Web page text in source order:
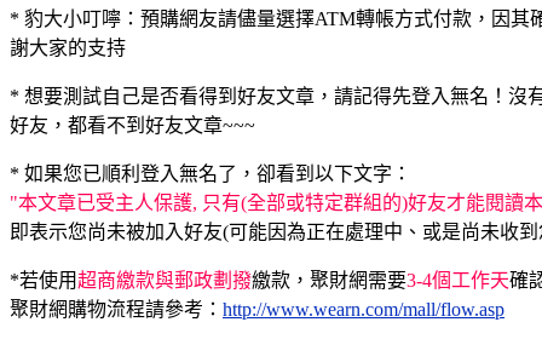
* 豹大小叮嚀：預購網友請儘量選擇ATM轉帳方式付款，因其
謝大家的支持
* 想要測試自己是否看得到好友文章，請記得先登入無名！沒
好友，都看不到好友文章~~~
* 如果您已順利登入無名了，卻看到以下文字：
"本文章已受主人保護, 只有(全部或特定群組的)好友才能閱讀
即表示您尚未被加入好友(可能因為正在處理中、或是尚未收
*若使用超商繳款與郵政劃撥繳款，聚財網需要3-4個工作天確
聚財網購物流程請參考： http://www.wearn.com/mall/flow.asp